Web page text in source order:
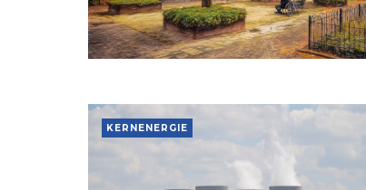
KERNENERGIE